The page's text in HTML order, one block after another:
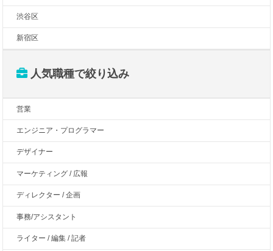
渋谷区
新宿区
人気職種で絞り込み
営業
エンジニア・プログラマー
デザイナー
マーケティング / 広報
ディレクター / 企画
事務/アシスタント
ライター / 編集 / 記者